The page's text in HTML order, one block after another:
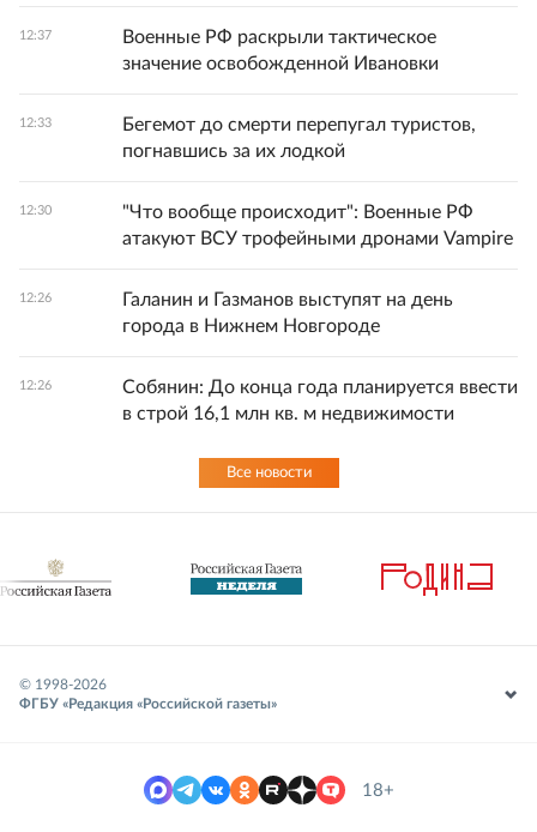
12:37
Военные РФ раскрыли тактическое
значение освобожденной Ивановки
12:33
Бегемот до смерти перепугал туристов,
погнавшись за их лодкой
12:30
"Что вообще происходит": Военные РФ
атакуют ВСУ трофейными дронами Vampire
12:26
Галанин и Газманов выступят на день
города в Нижнем Новгороде
12:26
Собянин: До конца года планируется ввести
в строй 16,1 млн кв. м недвижимости
Все новости
© 1998-2026
ФГБУ «Редакция «Российской газеты»
18+